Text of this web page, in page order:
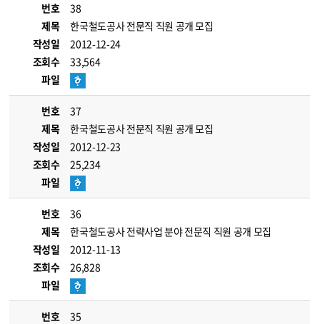
번호
38
제목
한국철도공사 전문직 직원 공개 모집
작성일
2012-12-24
조회수
33,564
파일
번호
37
제목
한국철도공사 전문직 직원 공개 모집
작성일
2012-12-23
조회수
25,234
파일
번호
36
제목
한국철도공사 전략사업 분야 전문직 직원 공개 모집
작성일
2012-11-13
조회수
26,828
파일
번호
35